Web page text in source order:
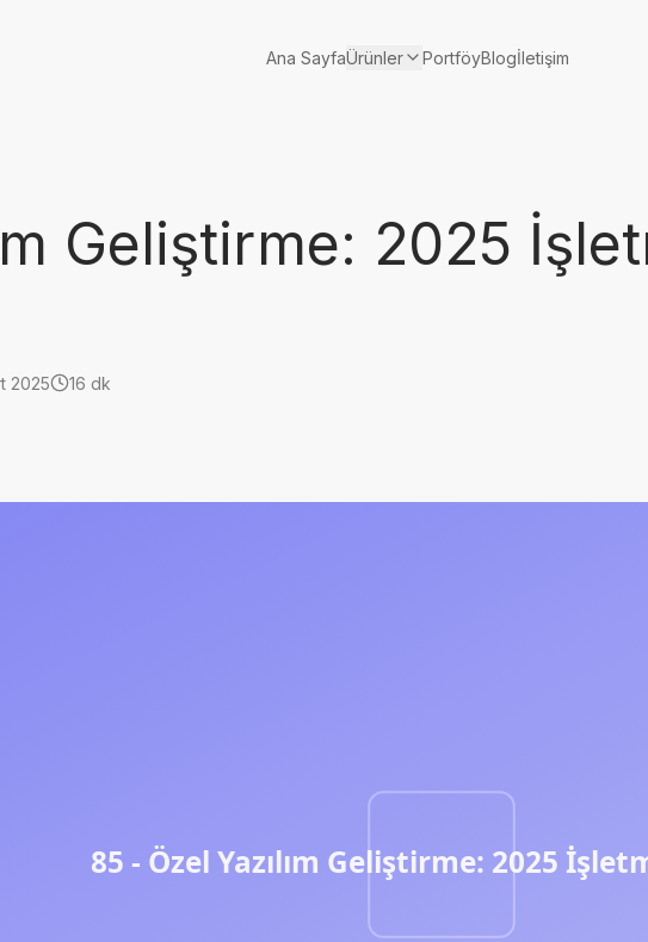
Ana SayfaÜrünler PortföyBlogİletişim
Geliştirme: 2025
2025 16 dk